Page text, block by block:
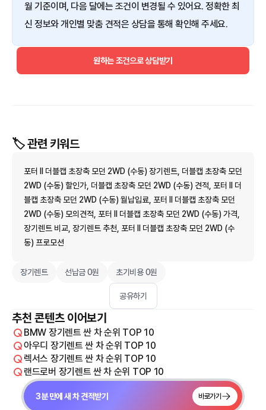
월 기준이며, 다음 달에는 조건이 변경될 수 있어요. 정확한 최
신 정보와 개인별 맞춤 견적은 상담을 통해 확인해 주세요.
원하는 조건으로 상담받기
🏷️ 관련 키워드
포터 II 더블캡 초장축 모던 2WD (수동) 장기렌트, 더블캡 초장축 모던
2WD (수동) 할인가, 더블캡 초장축 모던 2WD (수동) 견적, 포터 II 더
블캡 초장축 모던 2WD (수동) 월납입료, 포터 II 더블캡 초장축 모던
2WD (수동) 모의견적, 포터 II 더블캡 초장축 모던 2WD (수동) 가격,
장기렌트 비교, 장기렌트 추천, 포터 II 더블캡 초장축 모던 2WD (수
동) 프로모션
장기렌트 선납금 0원 초기비용 0원
공유하기
추천 콘텐츠 이어보기
BMW 장기렌트 싼 차 순위 TOP 10
아우디 장기렌트 싼 차 순위 TOP 10
렉서스 장기렌트 싼 차 순위 TOP 10
랜드로버 장기렌트 싼 차 순위 TOP 10
3분 만에 새 차 견적받기 바로가기